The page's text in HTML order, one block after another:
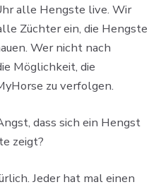
alle Hengste live. Wir
Züchter ein, die Hengste
Wer nicht nach
Möglichkeit, die
zu verfolgen.
dass sich ein Hengst
zeigt?
Jeder hat mal einen